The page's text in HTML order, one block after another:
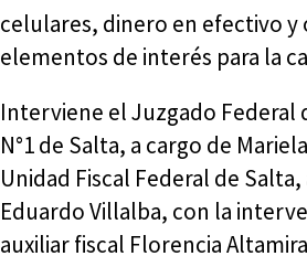
celulares, dinero en efectivo y
elementos de interés para la
Interviene el Juzgado Federal
N°1 de Salta, a cargo de
Unidad Fiscal Federal de
Eduardo Villalba, con la
auxiliar fiscal Florencia